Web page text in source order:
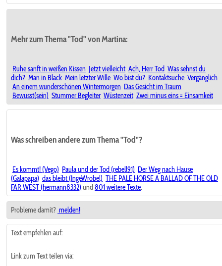
Mehr zum Thema "Tod" von Martina:
Ruhe sanft in weißen Kissen Jetzt vielleicht Ach, Herr Tod Was sehnst du
dich? Man in Black Mein letzter Wille Wo bist du? Kontaktsuche Vergänglich
An einem wunderschönen Wintermorgen Das Gesicht im Traum
Bewusst(sein) Stummer Begleiter Wüstenzeit Zwei minus eins = Einsamkeit
Was schreiben andere zum Thema "Tod"?
Es kommt! (Vego) Paula und der Tod (rebell91) Der Weg nach Hause
(Galapapa) das bleibt (IngeWrobel) THE PALE HORSE A BALLAD OF THE OLD
FAR WEST (hermann8332) und 801 weitere Texte.
Probleme damit? melden!
Text empfehlen auf:
Link zum Text teilen via: